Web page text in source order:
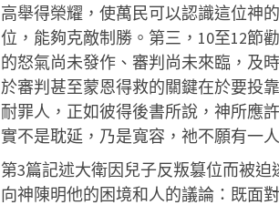
高舉得榮耀，使萬民可以認識這位神
位，能夠克敵制勝。第三，10至12節
的怒氣尚未發作、審判尚未來臨，及
於審判甚至蒙恩得救的關鍵在於要投
耐罪人，正如彼得後書所說，神所應
實不是耽延，乃是寬容，祂不願有一
第3篇記述大衛因兒子反叛篡位而被
向神陳明他的困境和人的議論：既面